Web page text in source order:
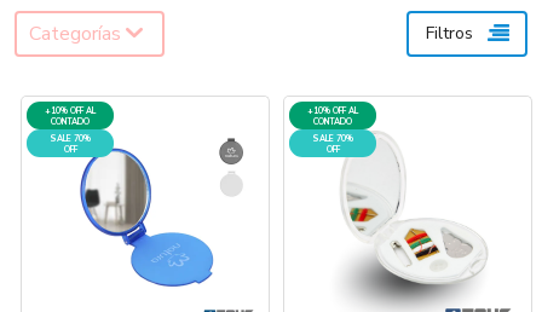
SALE 70% OFF
Novedades
Campañas
Logo 24hs
Categorías Filtros
+10% OFF AL
CONTADO
SALE 70%
OFF
+10% OFF AL
CONTADO
SALE 70%
OFF